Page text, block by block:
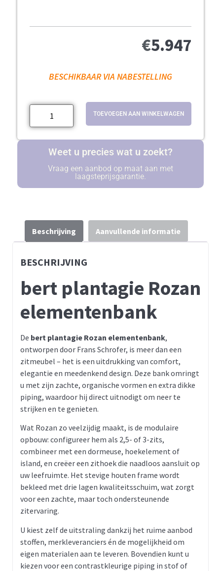
€5.947
BESCHIKBAAR VIA NABESTELLING
TOEVOEGEN AAN WINKELWAGEN
Weet u precies wat u zoekt?
Vraag een aanbod op maat aan met
laagsteprijsgarantie.
Beschrijving Aanvullende informatie
BESCHRIJVING
bert plantagie Rozan
elementenbank
De bert plantagie Rozan elementenbank,
ontworpen door Frans Schrofer, is meer dan een
zitmeubel – het is een uitdrukking van comfort,
elegantie en meedenkend design. Deze bank omringt
u met zijn zachte, organische vormen en extra dikke
piping, waardoor hij direct uitnodigt om neer te
strijken en te genieten.
Wat Rozan zo veelzijdig maakt, is de modulaire
opbouw: configureer hem als 2,5- of 3-zits,
combineer met een dormeuse, hoekelement of
island, en creëer een zithoek die naadloos aansluit op
uw leefruimte. Het stevige houten frame wordt
bekleed met drie lagen kwaliteitsschuim, wat zorgt
voor een zachte, maar toch ondersteunende
zitervaring.
U kiest zelf de uitstraling dankzij het ruime aanbod
stoffen, merkleveranciers én de mogelijkheid om
eigen materialen aan te leveren. Bovendien kunt u
kiezen voor een contrastkleurige piping in stof of